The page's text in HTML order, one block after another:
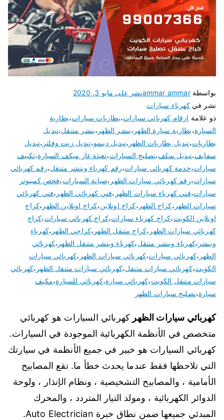
بواسطةammar ammarنشر على مايو 3, 2020
نشر فيكهرباء سيارات
ذو علامة ارقام كهربائي سيارات،بطاريات سيارات،بطارية
السيارة،بطارية سيارة الظهر ،بنشر الظهر ،بنشر متنقل،تبديل
بطاريات،تبديل بطاريات الظهر ،تبديل دينمو،تبديل زيت وفلتر ،تبديل
سفايف،تبديل سلف،تصليح السيارات،تعبئة غاز ميكف السيارة،تكييف
سيارات،خدمة كهربائي سيارات،رقم كهرباء وبنشر متنقل،رقم كهربائي
سيارات،رقم كهربائي سيارات الظهر ،صيانة السيارات،فحص كمبيوتر
سيارات،فني كهرباء سيارات الظهر ،فني كهربائي الظهر ،فني كهربائي
سيارات الظهر ،كراج الظهر ،كراج اونلاين،كراج اونلاين الظهر ،كراج
اونلاين الكويت،كراج كهرباء سيارات،كراج كهربائي سيارات،كراج
كهربائي سيارات الظهر ،كراج متنقل الظهر ،كراجي الظهر ،كهرباء
وبنشر ،كهرباء وبنشر متنقل،كهرباء وبنشر متنقل الظهر ،كهربائي
الظهر ،كهربائي سيارات،كهربائي سيارات الظهر ،كهربائي سيارات
الكويت،كهربائي سيارات متنقل،كهربائي سيارات متنقل الظهر ،كهربائي
سيارات متنقل الكويت،كهربائي سيارة،كهربائي للسيارة،مكيف
سيارة،نصليح سيارات الظهر
كهربائي سيارات الظهر كهربائي السيارات هو كهربائي
متخصص في الأنظمة الكهربائية الموجودة في السيارات.
كهربائي السيارات هو خبير في جميع الأنظمة في سيارتك
التي تلاحظها فقط عندما يحدث خطأ ما. تقع المصابيح
الأمامية ، والمصابيح التشخيصية ، ونظام الإنذار ، ولوحة
الدوائر الكهربائية ، ومولد التيار المتردد ، والمحرك
المبدئي جميعها ضمن نطاق خبرة Auto Electrician.